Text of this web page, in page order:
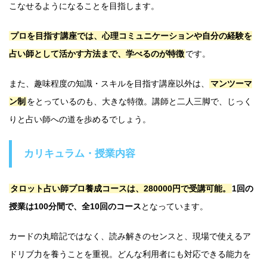
こなせるようになることを目指します。
プロを目指す講座では、心理コミュニケーションや自分の経験を
占い師として活かす方法まで、学べるのが特徴です。
また、趣味程度の知識・スキルを目指す講座以外は、
マンツーマ
ン制 をとっているのも、大きな特徴。講師と二人三脚で、じっく
りと占い師への道を歩めるでしょう。
カリキュラム・授業内容
タロット占い師プロ養成コースは、280000円で受講可能。
1回の
授業は100分間で、全10回のコースとなっています。
カードの丸暗記ではなく、読み解きのセンスと、現場で使えるア
ドリブ力を養うことを重視。どんな利用者にも対応できる能力を